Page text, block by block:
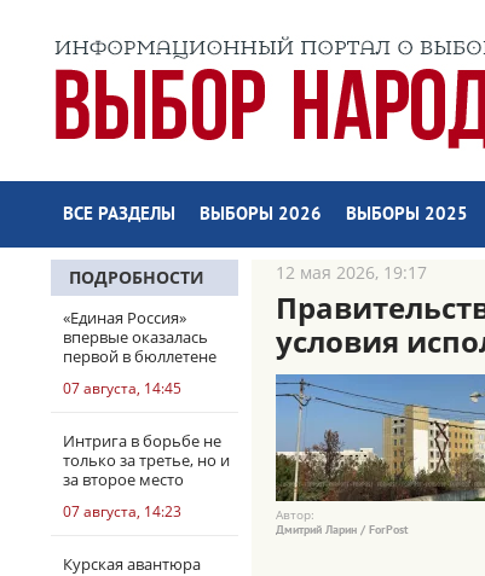
ВСЕ РАЗДЕЛЫ ВЫБОРЫ 2026 ВЫБОРЫ 2025
ПОДРОБНОСТИ
«Единая Россия»
впервые оказалась
первой в бюллетене
07 августа, 14:45
Интрига в борьбе не
только за третье, но и
за второе место
07 августа, 14:23
Курская авантюра
12 мая 2026, 19:17
условия
Автор:
Дмитрий Ларин / ForPost